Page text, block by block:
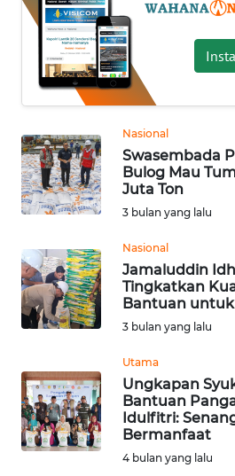
Nasional
Swasembada
Bulog Mau
Juta Ton
3 bulan yang lalu
Nasional
Jamaluddin
Tingkatkan
Bantuan
3 bulan yang lalu
Utama
Ungkapan
Bantuan
Idulfitri:
Bermanfaat
4 bulan yang lalu
NUSANTARA
SERBA-
SERBI
OPINI
Informasi
INDEKS
BERITA
KONTAK
KAMI
INFO
IKLAN
TENTANG